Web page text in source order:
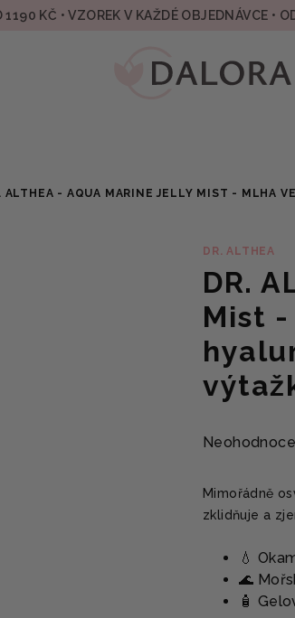
1190 KČ • VZOREK V KAŽDÉ OBJEDNÁVCE •
ALTHEA - AQUA MARINE JELLY MIST - MLHA
DR. ALTHEA
DR.
Mist
Průměrné
produktu
je
hvězdiček.
Mimořádně
zklidňuje a
💧
🌊
🧴